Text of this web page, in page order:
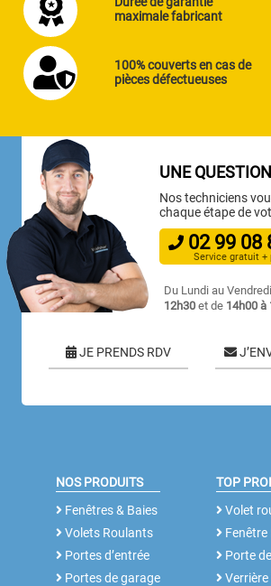
maximale fabricant
100% couverts en cas de
pièces défectueuses
UNE
Nos techniciens
chaque étape de
02 99 08
Service gratuit +
Du Lundi au
12h30 et de 14h00 à
JE PRENDS RDV
NOS PRODUITS
Fenêtres & Baies
Volets Roulants
Portes d’entrée
Portes de garage
TOP
Volet
Fenêtre
Porte